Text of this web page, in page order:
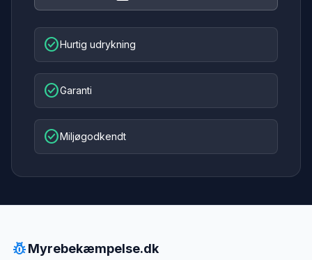
check_circleHurtig udrykning
check_circleGaranti
check_circleMiljøgodkendt
pest_controlMyrebekæmpelse.dk